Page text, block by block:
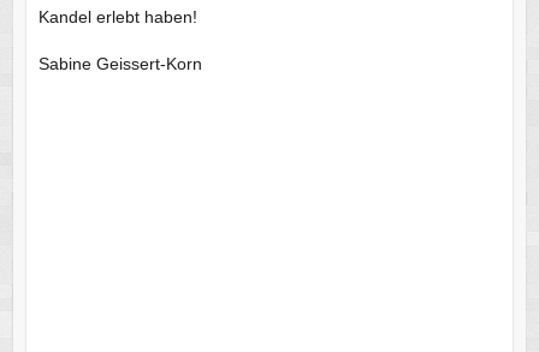
Kandel erlebt haben!
Sabine Geissert-Korn